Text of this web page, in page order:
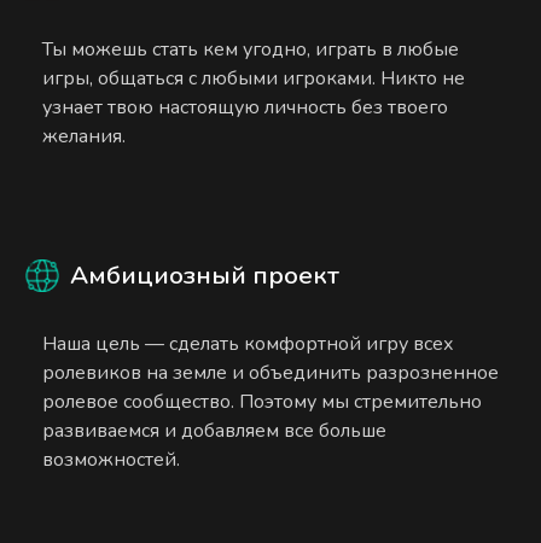
Ты можешь стать кем угодно, играть в любые
игры, общаться с любыми игроками. Никто не
узнает твою настоящую личность без твоего
желания.
Амбициозный проект
Наша цель — сделать комфортной игру всех
ролевиков на земле и объединить разрозненное
ролевое сообщество. Поэтому мы стремительно
развиваемся и добавляем все больше
возможностей.